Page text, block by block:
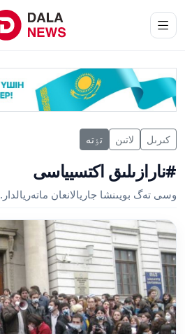
كىرىل لاتىن تٶتە
#نارازىلىق اكتسيياسى
وسى تەگ بويىنشا جاريالانعان ماتەريالدار.